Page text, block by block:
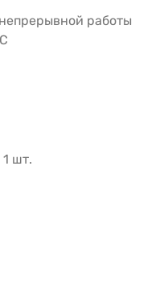
работы
шт.